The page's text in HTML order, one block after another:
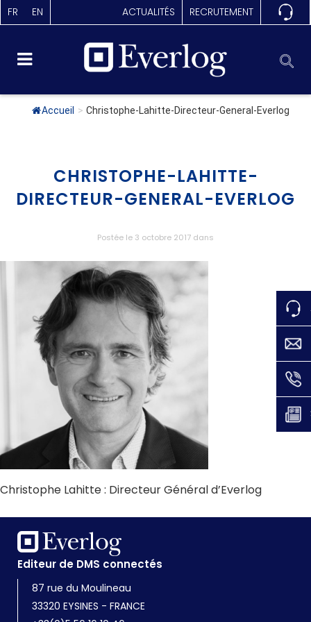
FR EN ACTUALITÉS RECRUTEMENT
Accueil > Christophe-Lahitte-Directeur-General-Everlog
CHRISTOPHE-LAHITTE-
DIRECTEUR-GENERAL-EVERLOG
Postée le 3 octobre 2017 dans
Christophe Lahitte : Directeur Général d’Everlog
Editeur de DMS connectés
87 rue du Moulineau
33320 EYSINES - FRANCE